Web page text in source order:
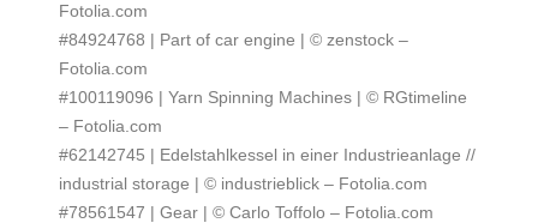
Fotolia.com
#84924768 | Part of car engine | © zenstock –
Fotolia.com
#100119096 | Yarn Spinning Machines | © RGtimeline
– Fotolia.com
#62142745 | Edelstahlkessel in einer Industrieanlage //
industrial storage | © industrieblick – Fotolia.com
#78561547 | Gear | © Carlo Toffolo – Fotolia.com